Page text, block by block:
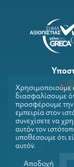
Χρησιμοποιούμε
διασφαλίσουμε
προσφέρουμε
εμπειρία στον
συνεχίσετε να
αυτόν τον
υποθέσουμε ότι
αυτόν.
Αποδοχή